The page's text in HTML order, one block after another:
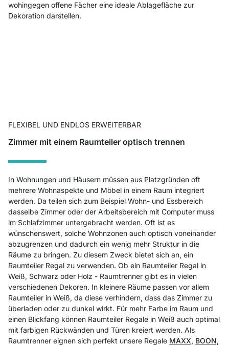
wohingegen offene Fächer eine ideale Ablagefläche zur
Dekoration darstellen.
FLEXIBEL UND ENDLOS ERWEITERBAR
Zimmer mit einem Raumteiler optisch trennen
In Wohnungen und Häusern müssen aus Platzgründen oft
mehrere Wohnaspekte und Möbel in einem Raum integriert
werden. Da teilen sich zum Beispiel Wohn- und Essbereich
dasselbe Zimmer oder der Arbeitsbereich mit Computer muss
im Schlafzimmer untergebracht werden. Oft ist es
wünschenswert, solche Wohnzonen auch optisch voneinander
abzugrenzen und dadurch ein wenig mehr Struktur in die
Räume zu bringen. Zu diesem Zweck bietet sich an, ein
Raumteiler Regal zu verwenden. Ob ein Raumteiler Regal in
Weiß, Schwarz oder Holz - Raumtrenner gibt es in vielen
verschiedenen Dekoren. In kleinere Räume passen vor allem
Raumteiler in Weiß, da diese verhindern, dass das Zimmer zu
überladen oder zu dunkel wirkt. Für mehr Farbe im Raum und
einen Blickfang können Raumteiler Regale in Weiß auch optimal
mit farbigen Rückwänden und Türen kreiert werden. Als
Raumtrenner eignen sich perfekt unsere Regale MAXX, BOON,